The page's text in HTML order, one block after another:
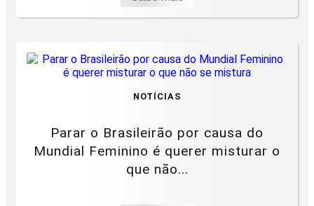
NOTÍCIAS
Parar o Brasileirão por causa do
Mundial Feminino é querer misturar o
que não...